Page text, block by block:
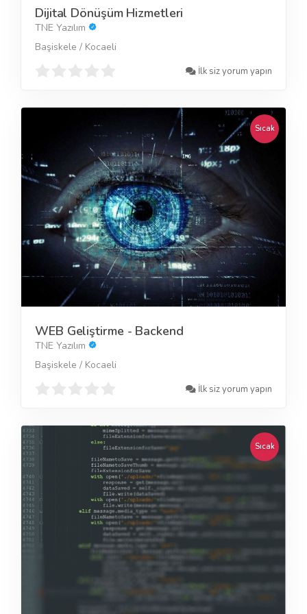
Dijital Dönüşüm Hizmetleri
TNE Yazılım
Başiskele / Kocaeli
İlk siz yorum yapın
Sıcak
WEB Geliştirme - Backend
TNE Yazılım
Başiskele / Kocaeli
İlk siz yorum yapın
Sıcak